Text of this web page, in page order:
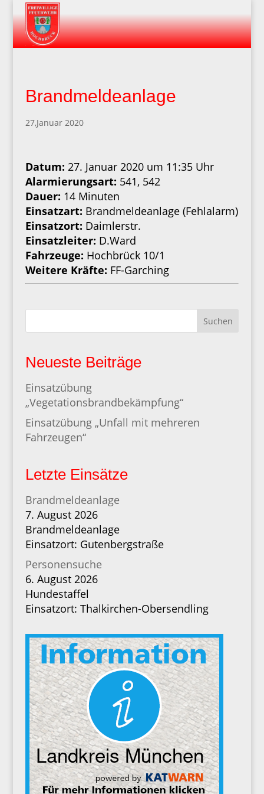
Brandmeldeanlage
27,Januar 2020
Datum: 27. Januar 2020 um 11:35 Uhr
Alarmierungsart: 541, 542
Dauer: 14 Minuten
Einsatzart: Brandmeldeanlage (Fehlalarm)
Einsatzort: Daimlerstr.
Einsatzleiter: D.Ward
Fahrzeuge: Hochbrück 10/1
Weitere Kräfte: FF-Garching
Suchen
Neueste Beiträge
Einsatzübung
„Vegetationsbrandbekämpfung“
Einsatzübung „Unfall mit mehreren
Fahrzeugen“
Letzte Einsätze
Brandmeldeanlage
7. August 2026
Brandmeldeanlage
Einsatzort: Gutenbergstraße
Personensuche
6. August 2026
Hundestaffel
Einsatzort: Thalkirchen-Obersendling